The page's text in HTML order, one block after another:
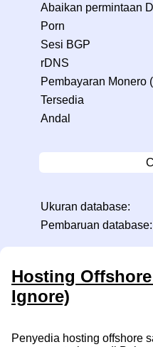
Abaikan permintaan
Porn
Sesi BGP
rDNS
Pembayaran Monero
Tersedia
Andal
Ukuran database:
Pembaruan database:
Hosting Offshore
Ignore)
Penyedia hosting offshore